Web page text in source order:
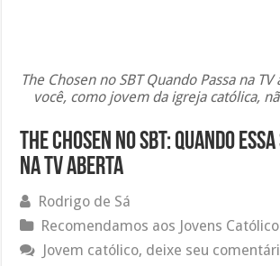
The Chosen no SBT Quando Passa na
você, como jovem da igreja católica,
The Chosen no SBT: Quando
na TV aberta
Rodrigo de Sá
Recomendamos aos Jovens
Jovem católico, deixe seu